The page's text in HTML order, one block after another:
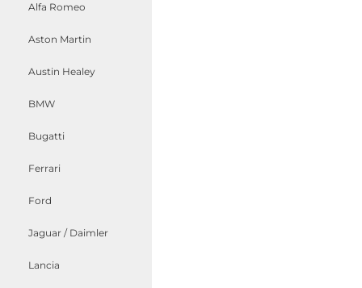
Alfa Romeo
Aston Martin
Austin Healey
BMW
Bugatti
Ferrari
Ford
Jaguar / Daimler
Lancia